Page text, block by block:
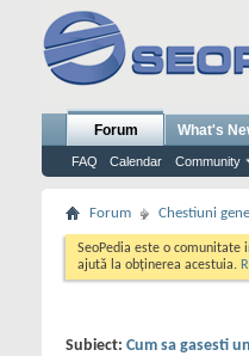
Forum
FAQ Calendar Community
What's
Forum Chestiuni
SeoPedia este o comunitate
ajută la obținerea acestuia.
Subiect: Cum sa gasesti